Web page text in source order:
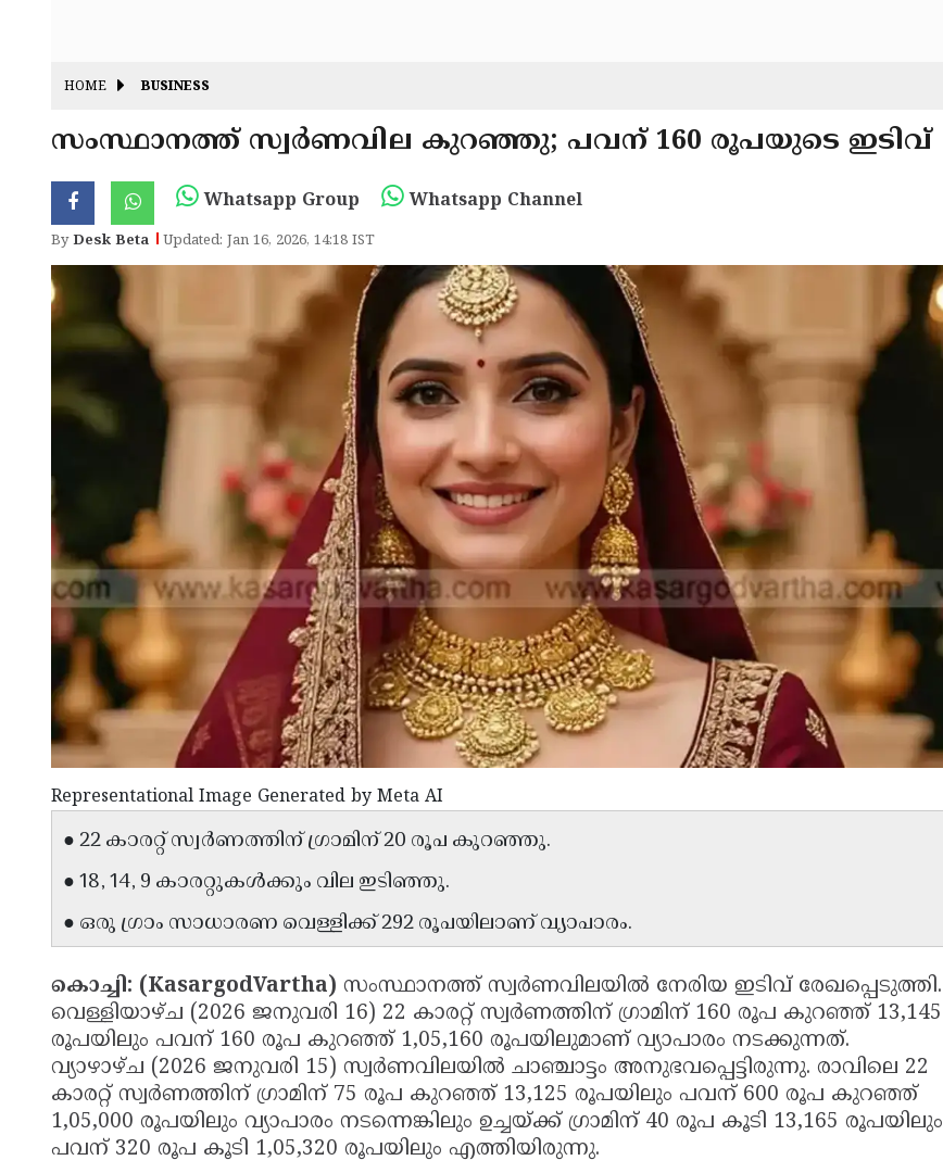
HOME BUSINESS
സംസ്ഥാനത്ത് സ്വര്‍ണവില കുറഞ്ഞു; പവന് 160 രൂപയുടെ ഇടിവ്
Whatsapp Group Whatsapp Channel
ByDesk Beta Updated: Jan 16, 2026, 14:18 IST
Representational Image Generated by Meta AI
● 22 കാരറ്റ് സ്വര്‍ണത്തിന് ഗ്രാമിന് 20 രൂപ കുറഞ്ഞു.
● 18, 14, 9 കാരറ്റുകള്‍ക്കും വില ഇടിഞ്ഞു.
● ഒരു ഗ്രാം സാധാരണ വെള്ളിക്ക് 292 രൂപയിലാണ് വ്യാപാരം.
കൊച്ചി: (KasargodVartha) സംസ്ഥാനത്ത് സ്വർണവിലയിൽ നേരിയ ഇടിവ് രേഖപ്പെടുത്തി.
വെള്ളിയാഴ്ച (2026 ജനുവരി 16) 22 കാരറ്റ് സ്വർണത്തിന് ഗ്രാമിന് 160 രൂപ കുറഞ്ഞ് 13,145
രൂപയിലും പവന് 160 രൂപ കുറഞ്ഞ് 1,05,160 രൂപയിലുമാണ് വ്യാപാരം നടക്കുന്നത്.
വ്യാഴാഴ്ച (2026 ജനുവരി 15) സ്വർണവിലയിൽ ചാഞ്ചാട്ടം അനുഭവപ്പെട്ടിരുന്നു. രാവിലെ 22
കാരറ്റ് സ്വർണത്തിന് ഗ്രാമിന് 75 രൂപ കുറഞ്ഞ് 13,125 രൂപയിലും പവന് 600 രൂപ കുറഞ്ഞ്
1,05,000 രൂപയിലും വ്യാപാരം നടന്നെങ്കിലും ഉച്ചയ്ക്ക് ഗ്രാമിന് 40 രൂപ കൂടി 13,165 രൂപയിലും
പവന് 320 രൂപ കൂടി 1,05,320 രൂപയിലും എത്തിയിരുന്നു.